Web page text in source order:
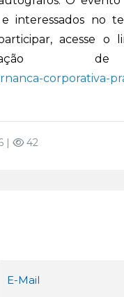
interessados no
acesse o
de
corporativa-
| 42